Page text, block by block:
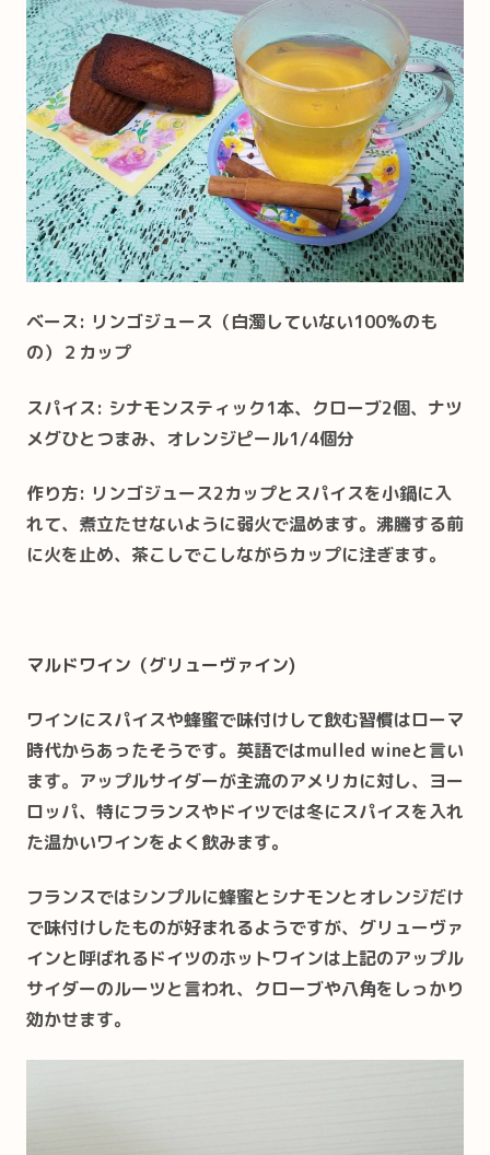
ベース: リンゴジュース（白濁していない100%のも
の）２カップ
スパイス: シナモンスティック1本、クローブ2個、ナツ
メグひとつまみ、オレンジピール1/4個分
作り方: リンゴジュース2カップとスパイスを小鍋に入
れて、煮立たせないように弱火で温めます。沸騰する前
に火を止め、茶こしでこしながらカップに注ぎます。
マルドワイン（グリューヴァイン)
ワインにスパイスや蜂蜜で味付けして飲む習慣はローマ
時代からあったそうです。英語ではmulled wineと言い
ます。アップルサイダーが主流のアメリカに対し、ヨー
ロッパ、特にフランスやドイツでは冬にスパイスを入れ
た温かいワインをよく飲みます。
フランスではシンプルに蜂蜜とシナモンとオレンジだけ
で味付けしたものが好まれるようですが、グリューヴァ
インと呼ばれるドイツのホットワインは上記のアップル
サイダーのルーツと言われ、クローブや八角をしっかり
効かせます。